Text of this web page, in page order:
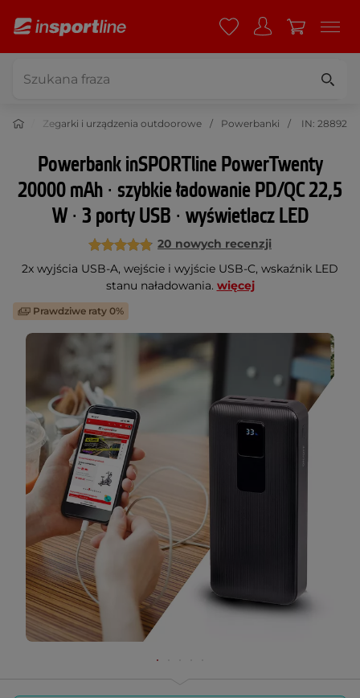
Zegarki i urządzenia outdoorowe Powerbanki IN: 28892
Powerbank inSPORTline PowerTwenty
20000 mAh ∙ szybkie ładowanie PD/QC 22,5
W ∙ 3 porty USB ∙ wyświetlacz LED
20 nowych recenzji
2x wyjścia USB-A, wejście i wyjście USB-C, wskaźnik LED
stanu naładowania. więcej
Prawdziwe raty 0%